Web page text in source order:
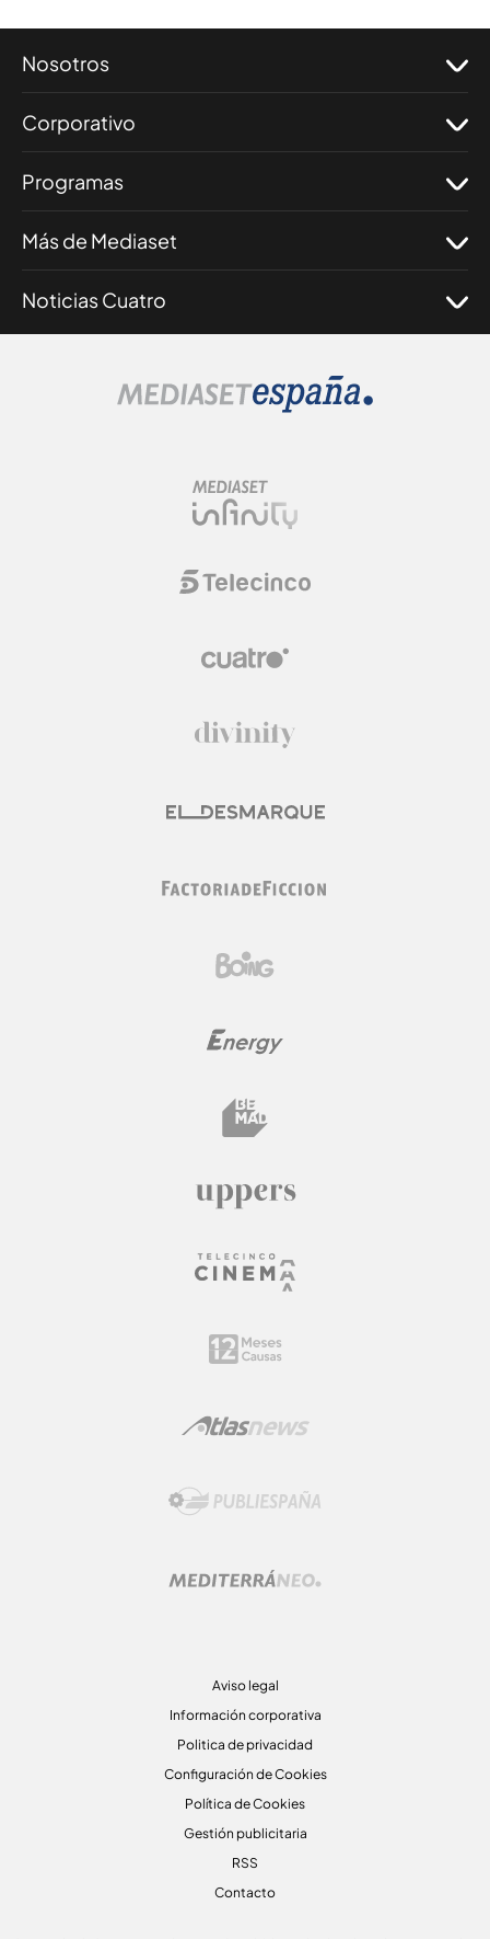
Nosotros
Corporativo
Programas
Más de Mediaset
Noticias Cuatro
Aviso legal
Información corporativa
Politica de privacidad
Configuración de Cookies
Política de Cookies
Gestión publicitaria
RSS
Contacto